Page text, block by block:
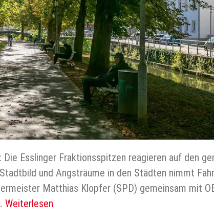
Esslinger Fraktionsspitzen reagieren auf den
und Angsträume in den Städten nimmt
Matthias Klopfer (SPD) gemeinsam mit
Weiterlesen